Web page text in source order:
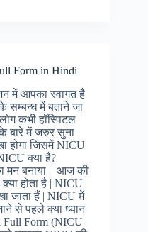
Form in Hindi
में आपका स्वागत है
में बताने जा
कभी हॉस्पिटल
बारे में जरुर सुना
होगा जिसमें NICU
क्या है?
मन बनाया | आज की
होता है | NICU
जाता हैं | NICU में
से पहले क्या ध्यान
Full Form (NICU